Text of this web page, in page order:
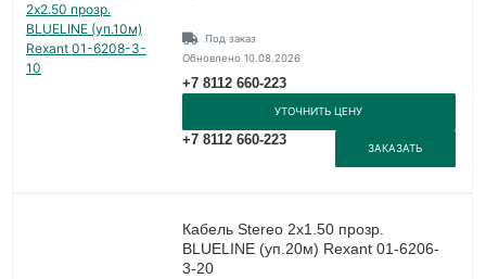
Под заказ
Обновлено 10.08.2026
+7 8112 660-223
УТОЧНИТЬ ЦЕНУ
+7 8112 660-223
ЗАКАЗАТЬ
Кабель Stereo 2х1.50 прозр.
BLUELINE (уп.20м) Rexant 01-6206-
3-20